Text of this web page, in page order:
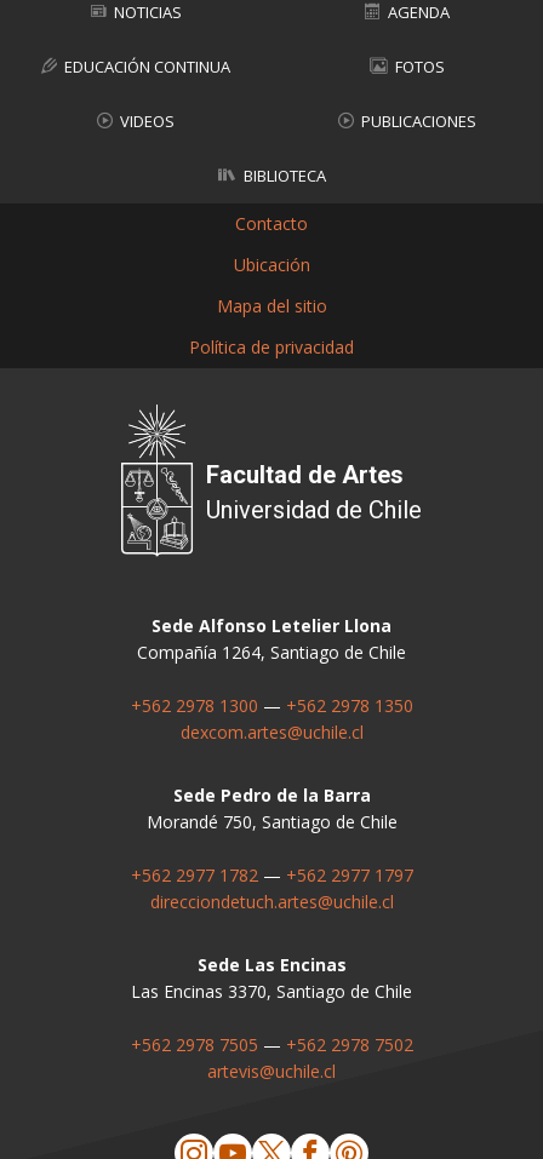
NOTICIAS AGENDA
EDUCACIÓN CONTINUA FOTOS
VIDEOS PUBLICACIONES
BIBLIOTECA
Contacto
Ubicación
Mapa del sitio
Política de privacidad
Facultad de Artes
Universidad de Chile
Sede Alfonso Letelier Llona
Compañía 1264, Santiago de Chile
+562 2978 1300 — +562 2978 1350
dexcom.artes@uchile.cl
Sede Pedro de la Barra
Morandé 750, Santiago de Chile
+562 2977 1782— +562 2977 1797
direcciondetuch.artes@uchile.cl
Sede Las Encinas
Las Encinas 3370, Santiago de Chile
+562 2978 7505 — +562 2978 7502
artevis@uchile.cl